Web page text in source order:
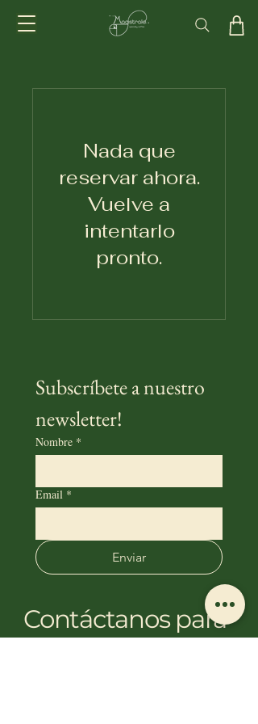
Nada que
reservar ahora.
Vuelve a
intentarlo
pronto.
Subscríbete a nuestro
newsletter!
Nombre *
Email *
Enviar
Contáctanos para